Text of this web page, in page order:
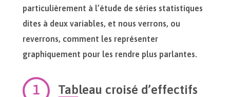
particulièrement à l’étude de séries statistiques
dites à deux variables, et nous verrons, ou
reverrons, comment les représenter
graphiquement pour les rendre plus parlantes.
Tableau croisé d’effectifs